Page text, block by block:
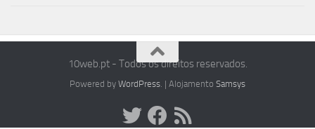
10web.pt - Todos os direitos reservados.
Powered by WordPress . | Alojamento Samsys